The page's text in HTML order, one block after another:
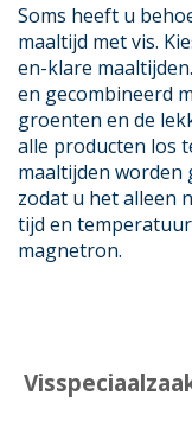
Soms heeft u
maaltijd met vis.
en-klare
en gecombineerd
groenten en de
alle producten los
maaltijden worden
zodat u het alleen
tijd en
magnetron.